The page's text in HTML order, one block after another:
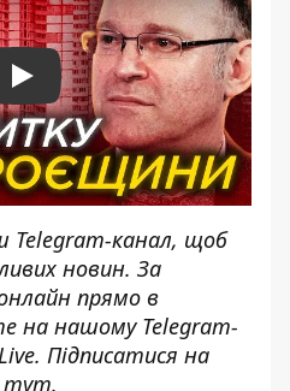
Play
Telegram-канал, щоб
новин. За
прямо в
на нашому Telegram-
. Підписатися на
тут.